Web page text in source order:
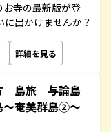
寺の最新版が登
出かけませんか？
詳細を見る
島旅 与論島
奄美群島②～